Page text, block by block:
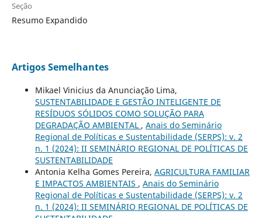
Seção
Resumo Expandido
Artigos Semelhantes
Mikael Vinicius da Anunciação Lima,
SUSTENTABILIDADE E GESTÃO INTELIGENTE DE
RESÍDUOS SÓLIDOS COMO SOLUÇÃO PARA
DEGRADAÇÃO AMBIENTAL , Anais do Seminário
Regional de Políticas e Sustentabilidade (SERPS): v. 2
n. 1 (2024): II SEMINÁRIO REGIONAL DE POLÍTICAS DE
SUSTENTABILIDADE
Antonia Kelha Gomes Pereira, AGRICULTURA FAMILIAR
E IMPACTOS AMBIENTAIS , Anais do Seminário
Regional de Políticas e Sustentabilidade (SERPS): v. 2
n. 1 (2024): II SEMINÁRIO REGIONAL DE POLÍTICAS DE